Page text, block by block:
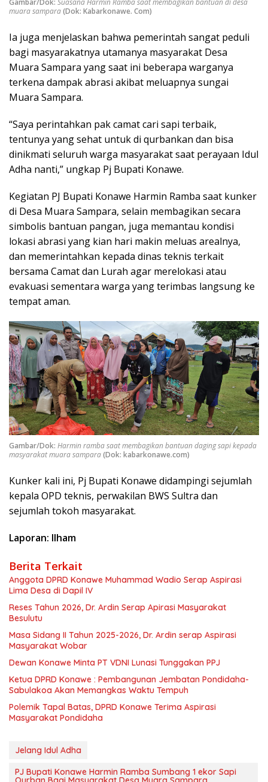
muara sampara(Dok: Kabarkonawe. Com)
Ia juga menjelaskan bahwa pemerintah sangat peduli
bagi masyarakatnya utamanya masyarakat Desa
Muara Sampara yang saat ini beberapa warganya
terkena dampak abrasi akibat meluapnya sungai
Muara Sampara.
“Saya perintahkan pak camat cari sapi terbaik,
tentunya yang sehat untuk di qurbankan dan bisa
dinikmati seluruh warga masyarakat saat perayaan Idul
Adha nanti,” ungkap Pj Bupati Konawe.
Kegiatan PJ Bupati Konawe Harmin Ramba saat kunker
di Desa Muara Sampara, selain membagikan secara
simbolis bantuan pangan, juga memantau kondisi
lokasi abrasi yang kian hari makin meluas arealnya,
dan memerintahkan kepada dinas teknis terkait
bersama Camat dan Lurah agar merelokasi atau
evakuasi sementara warga yang terimbas langsung ke
tempat aman.
Gambar/Dok: Harmin ramba saat membagikan bantuan daging sapi kepada
masyarakat muara sampara(Dok: kabarkonawe.com)
Kunker kali ini, Pj Bupati Konawe didampingi sejumlah
kepala OPD teknis, perwakilan BWS Sultra dan
sejumlah tokoh masyarakat.
Laporan: Ilham
Berita Terkait
Anggota DPRD Konawe Muhammad Wadio Serap Aspirasi
Lima Desa di Dapil IV
Reses Tahun 2026, Dr. Ardin Serap Apirasi Masyarakat
Besulutu
Masa Sidang II Tahun 2025-2026, Dr. Ardin serap Aspirasi
Masyarakat Wobar
Dewan Konawe Minta PT VDNI Lunasi Tunggakan PPJ
Ketua DPRD Konawe : Pembangunan Jembatan Pondidaha-
Sabulakoa Akan Memangkas Waktu Tempuh
Polemik Tapal Batas, DPRD Konawe Terima Aspirasi
Masyarakat Pondidaha
Jelang Idul Adha
PJ Bupati Konawe Harmin Ramba Sumbang 1 ekor Sapi